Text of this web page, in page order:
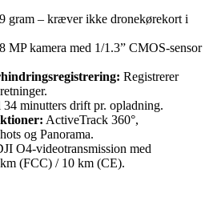
gram – kræver ikke dronekørekort i
MP kamera med 1/1.3” CMOS-sensor
Registrerer
minutters drift pr. opladning.
ActiveTrack 360°,
og Panorama.
O4-videotransmission med
(FCC) / 10 km (CE).